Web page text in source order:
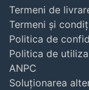
Termeni de
Termeni și
Politica de
Politica de
ANPC
Soluționarea